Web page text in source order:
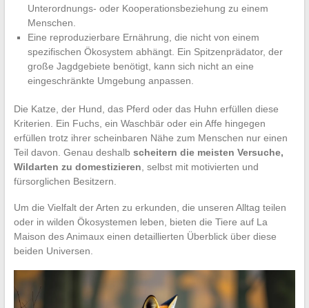
Unterordnungs- oder Kooperationsbeziehung zu einem
Menschen.
Eine reproduzierbare Ernährung, die nicht von einem
spezifischen Ökosystem abhängt. Ein Spitzenprädator, der
große Jagdgebiete benötigt, kann sich nicht an eine
eingeschränkte Umgebung anpassen.
Die Katze, der Hund, das Pferd oder das Huhn erfüllen diese
Kriterien. Ein Fuchs, ein Waschbär oder ein Affe hingegen
erfüllen trotz ihrer scheinbaren Nähe zum Menschen nur einen
Teil davon. Genau deshalb scheitern die meisten Versuche,
Wildarten zu domestizieren , selbst mit motivierten und
fürsorglichen Besitzern.
Um die Vielfalt der Arten zu erkunden, die unseren Alltag teilen
oder in wilden Ökosystemen leben, bieten die Tiere auf La
Maison des Animaux einen detaillierten Überblick über diese
beiden Universen.